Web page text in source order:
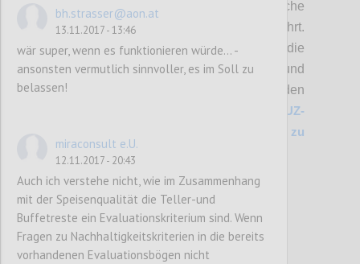
Kriterien
sind nur neue Kriterien
, wesentliche
Änderungen sowie Streichungen angeführt.
Alle Änderungen in diesem Bereich sowie die
Anforderungen für die Beurteilung und
Prüfung und die
detaillierte Zuordnung zu den
UZ-
200 Kriterienvergleich Vers. 6.1 (2014) zu
Entwurf (2017)
bh.strasser@aon.at
13.11.2017 - 13:46
wär super, wenn es funktionieren würde... -
ansonsten vermutlich sinnvoller, es im Soll zu
belassen!
miraconsult e.U.
12.11.2017 - 20:43
Auch ich verstehe nicht, wie im Zusammenhang
mit der Speisenqualität die Teller-und
Buffetreste ein Evaluationskriterium sind. Wenn
Fragen zu Nachhaltigkeitskriterien in die bereits
vorhandenen Evaluationsbögen nicht